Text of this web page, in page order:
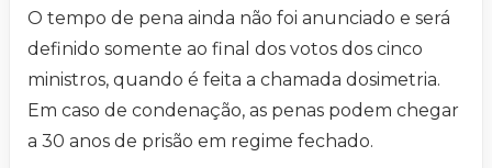
O tempo de pena ainda não foi anunciado e será
definido somente ao final dos votos dos cinco
ministros, quando é feita a chamada dosimetria.
Em caso de condenação, as penas podem chegar
a 30 anos de prisão em regime fechado.